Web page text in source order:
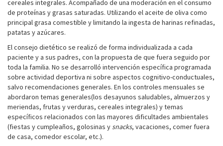
cereales integrales. Acompañado de una moderación en el consumo
de proteínas y grasas saturadas. Utilizando el aceite de oliva como
principal grasa comestible y limitando la ingesta de harinas refinadas,
patatas y azúcares.
El consejo dietético se realizó de forma individualizada a cada
paciente y a sus padres, con la propuesta de que fuera seguido por
toda la familia. No se desarrolló intervención específica programada
sobre actividad deportiva ni sobre aspectos cognitivo-conductuales,
salvo recomendaciones generales. En los controles mensuales se
abordaron temas generales(los desayunos saludables, almuerzos y
meriendas, frutas y verduras, cereales integrales) y temas
específicos relacionados con las mayores dificultades ambientales
(fiestas y cumpleaños, golosinas ysnacks, vacaciones, comer fuera
de casa, comedor escolar, etc.).